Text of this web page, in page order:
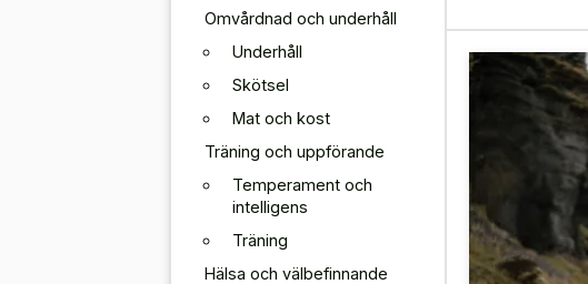
Omvårdnad och underhåll
Underhåll
Skötsel
Mat och kost
Träning och uppförande
Temperament och
intelligens
Träning
Hälsa och välbefinnande